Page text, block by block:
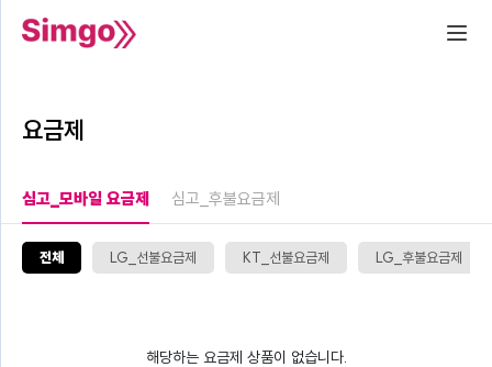
요금제
심고_모바일 요금제 심고_후불요금제
전체 LG_선불요금제 KT_선불요금제 LG_후불요금제
해당하는 요금제 상품이 없습니다.